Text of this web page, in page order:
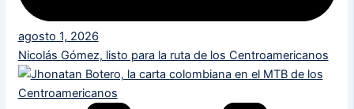
agosto 1, 2026
Nicolás Gómez, listo para la ruta de los Centroamericanos